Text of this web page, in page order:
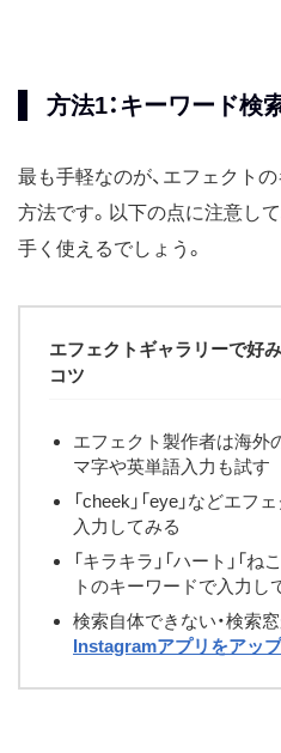
方法1：キーワード検
最も手軽なのが、エフェクト
方法です。以下の点に注意し
手く使えるでしょう。
エフェクトギャラリーで好
コツ
エフェクト製作者は海外
マ字や英単語入力も試す
「cheek」「eye」などエ
入力してみる
「キラキラ」「ハート」「
トのキーワードで入力し
検索自体できない・検索
Instagramアプリをアッ